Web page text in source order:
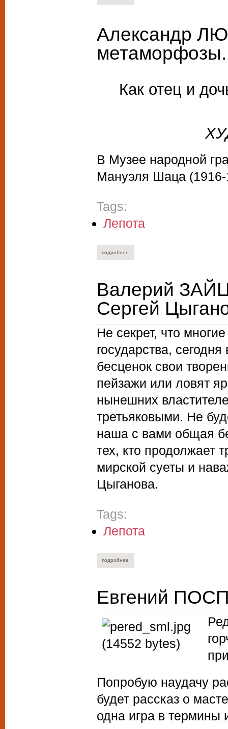
Александр
метаморфозы.
Как отец и
В Музее народной
Мануэля Шаца (1916-
Tags:
Лепота
подробнее
Валерий
Сергей
Не секрет, что
государства,
бесценок свои
пейзажи или ловят
нынешних
третьяковыми. Не
наша с вами общая
тех, кто продолжает
мирской суеты и
Цыганова.
Tags:
Лепота
подробнее
Евгений
Попробую наудачу
будет рассказ о
одна игра в термины